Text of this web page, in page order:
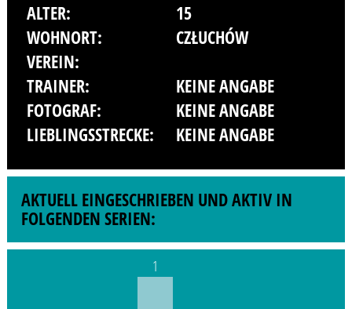
ALTER:
15
WOHNORT:
CZŁUCHÓW
VEREIN:
TRAINER:
KEINE ANGABE
FOTOGRAF:
KEINE ANGABE
LIEBLINGSSTRECKE:
KEINE ANGABE
AKTUELL EINGESCHRIEBEN UND AKTIV IN
FOLGENDEN SERIEN:
1